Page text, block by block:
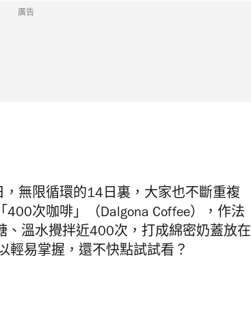
廣告
無限循環的14日裏，大家也不斷重複
400次咖啡」（Dalgona Coffee），作法
、溫水攪拌近400次，打成綿密奶蓋放在
輕易掌握，還不快點試試看？